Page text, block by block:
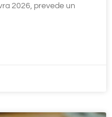
2026, prevede un